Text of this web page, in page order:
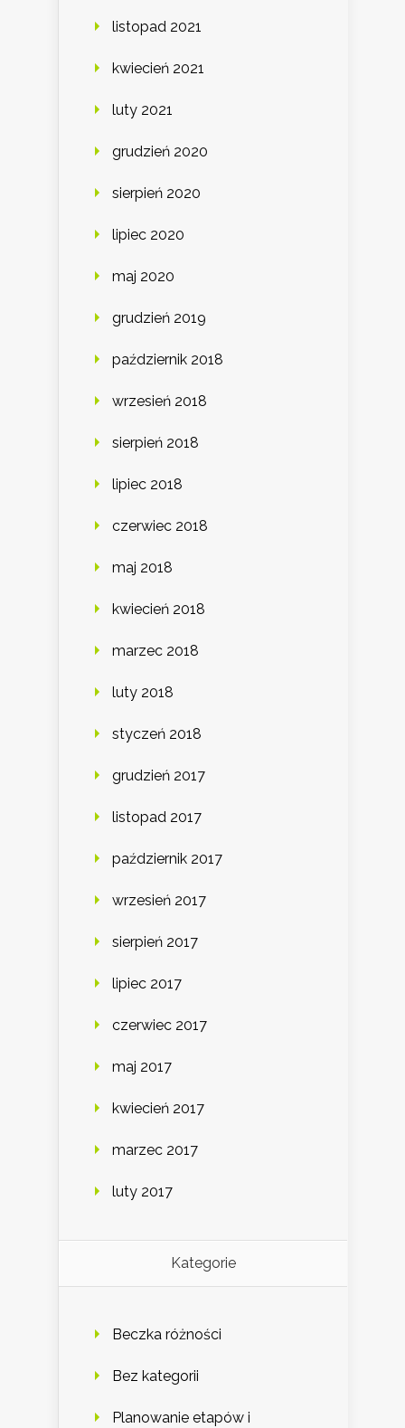
listopad 2021
kwiecień 2021
luty 2021
grudzień 2020
sierpień 2020
lipiec 2020
maj 2020
grudzień 2019
październik 2018
wrzesień 2018
sierpień 2018
lipiec 2018
czerwiec 2018
maj 2018
kwiecień 2018
marzec 2018
luty 2018
styczeń 2018
grudzień 2017
listopad 2017
październik 2017
wrzesień 2017
sierpień 2017
lipiec 2017
czerwiec 2017
maj 2017
kwiecień 2017
marzec 2017
luty 2017
Kategorie
Beczka różności
Bez kategorii
Planowanie etapów i